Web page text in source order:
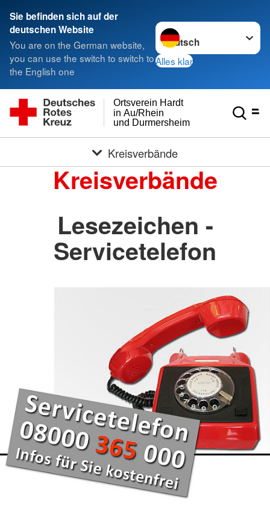
Sie befinden sich auf der
deutschen Website
You are on the German website,
you can use the switch to switch to
the English one
Sprache wechseln zu
Alles klar
und Durmersheim
in Au/Rhein
Ortsverein Hardt
Kreisverbände
Kreisverbände
Lesezeichen -
Servicetelefon